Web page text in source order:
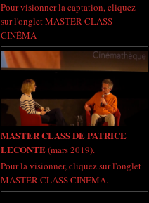
Pour visionner la captation, cliquez
sur l'onglet MASTER CLASS
CINÉMA
MASTER CLASS DE PATRICE
LECONTE(mars 2019).
Pour la visionner, cliquez sur l'onglet
MASTER CLASS CINÉMA.